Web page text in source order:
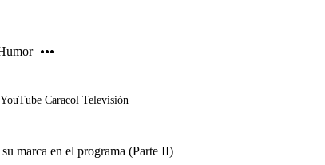
YouTube Caracol Televisión
marca en el programa (Parte II)